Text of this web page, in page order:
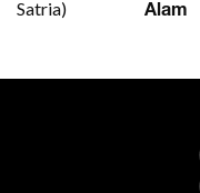
Alam